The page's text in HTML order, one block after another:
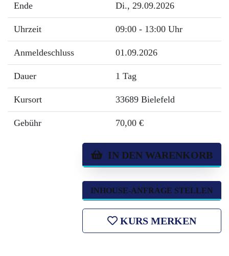
Ende Di., 29.09.2026
Uhrzeit 09:00 - 13:00 Uhr
Anmeldeschluss 01.09.2026
Dauer 1 Tag
Kursort 33689 Bielefeld
Gebühr 70,00 €
IN DEN WARENKORB
INHOUSE-ANFRAGE STELLEN
KURS MERKEN